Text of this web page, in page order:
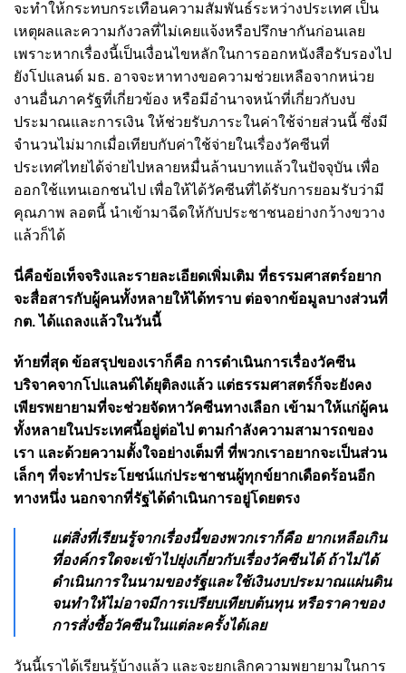
จะทำให้กระทบกระเทือนความสัมพันธ์ระหว่างประเทศ เป็น
เหตุผลและความกังวลที่ไม่เคยแจ้งหรือปรึกษากันก่อนเลย
เพราะหากเรื่องนี้เป็นเงื่อนไขหลักในการออกหนังสือรับรองไป
ยังโปแลนด์ มธ. อาจจะหาทางขอความช่วยเหลือจากหน่วย
งานอื่นภาครัฐที่เกี่ยวข้อง หรือมีอำนาจหน้าที่เกี่ยวกับงบ
ประมาณและการเงิน ให้ช่วยรับภาระในค่าใช้จ่ายส่วนนี้ ซึ่งมี
จำนวนไม่มากเมื่อเทียบกับค่าใช้จ่ายในเรื่องวัคซีนที่
ประเทศไทยได้จ่ายไปหลายหมื่นล้านบาทแล้วในปัจจุบัน เพื่อ
ออกใช้แทนเอกชนไป เพื่อให้ได้วัคซีนที่ได้รับการยอมรับว่ามี
คุณภาพ ลอตนี้ นำเข้ามาฉีดให้กับประชาชนอย่างกว้างขวาง
แล้วก็ได้
นี่คือข้อเท็จจริงและรายละเอียดเพิ่มเติม ที่ธรรมศาสตร์อยาก
จะสื่อสารกับผู้คนทั้งหลายให้ได้ทราบ ต่อจากข้อมูลบางส่วนที่
กต. ได้แถลงแล้วในวันนี้
ท้ายที่สุด ข้อสรุปของเราก็คือ การดำเนินการเรื่องวัคซีน
บริจาคจากโปแลนด์ได้ยุติลงแล้ว แต่ธรรมศาสตร์ก็จะยังคง
เพียรพยายามที่จะช่วยจัดหาวัคซีนทางเลือก เข้ามาให้แก่ผู้คน
ทั้งหลายในประเทศนี้อยู่ต่อไป ตามกำลังความสามารถของ
เรา และด้วยความตั้งใจอย่างเต็มที่ ที่พวกเราอยากจะเป็นส่วน
เล็กๆ ที่จะทำประโยชน์แก่ประชาชนผู้ทุกข์ยากเดือดร้อนอีก
ทางหนึ่ง นอกจากที่รัฐได้ดำเนินการอยู่โดยตรง
แต่สิ่งที่เรียนรู้จากเรื่องนี้ของพวกเราก็คือ ยากเหลือเกิน
ที่องค์กรใดจะเข้าไปยุ่งเกี่ยวกับเรื่องวัคซีนได้ ถ้าไม่ได้
ดำเนินการในนามของรัฐและใช้เงินงบประมาณแผ่นดิน
จนทำให้ไม่อาจมีการเปรียบเทียบต้นทุน หรือราคาของ
การสั่งซื้อวัคซีนในแต่ละครั้งได้เลย
วันนี้เราได้เรียนรู้บ้างแล้ว และจะยกเลิกความพยายามในการ